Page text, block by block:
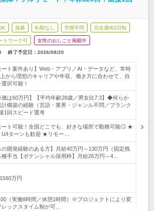
急募 転勤なし 学歴不問 完全週休2日制
トワーク可 女性のおしごと掲載中
終了予定日： 2026/08/20
ート案件あり】Web・アプリ／AI・データなど、常時
から理想のキャリアや年収、働き方に合わせて、自
択可能！
価は60万円】【平均年齢28歳／男女比7:3】◆何らか
構築の経験（言語・業界・ジャンル不問／ブランク
1回スピード選考
ト可能！全国どこでも、好きな場所で勤務可能◎ ★
U/Iターンも歓迎 ★リモー…
の開発経験のある方】月給40万円～130万円（固定残
手当【ポテンシャル採用枠】月給26万円～4…
万円
（実働8時間／休憩1時間）※プロジェクトにより変
ックスタイム制が可…